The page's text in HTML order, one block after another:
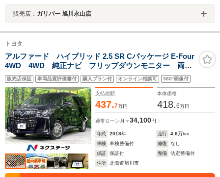
販売店： ガリバー 旭川永山店
トヨタ
アルファード ハイブリッド 2.5 SR Cパッケージ E-Four
4WD 4WD 純正ナビ フリップダウンモニター 両側
電動ドア シートエアコン ステアリングヒーター バ
ックカメラ 100V電源 衝突軽減 レーダークルーズ
禁煙車 3眼LED パワーバックドア ETC
販売店保証 車両品質評価書付 購入プラン付 オンライン相談可 360°画像付
支払総額
437.7万円
本体価格
418.6万円
通常ローン 月々34,100円
年式 2018年 走行 4.6万km
車検
車検整備付 修復
なし
保証
保証付 整備
法定整備付
住所
北海道旭川市